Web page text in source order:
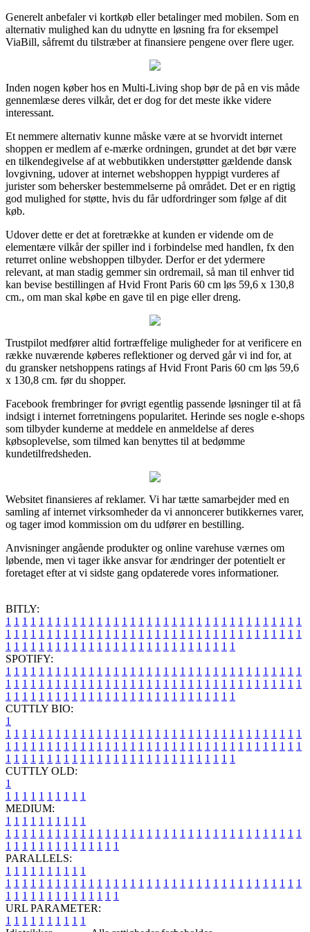
Generelt anbefaler vi kortkøb eller betalinger med mobilen. Som en
alternativ mulighed kan du udnytte en løsning fra for eksempel
ViaBill, såfremt du tilstræber at finansiere pengene over flere uger.
Inden nogen køber hos en Multi-Living shop bør de på en vis måde
gennemlæse deres vilkår, det er dog for det meste ikke videre
interessant.
Et nemmere alternativ kunne måske være at se hvorvidt internet
shoppen er medlem af e-mærke ordningen, grundet at det bør være
en tilkendegivelse af at webbutikken understøtter gældende dansk
lovgivning, udover at internet webshoppen hyppigt vurderes af
jurister som behersker bestemmelserne på området. Det er en rigtig
god mulighed for støtte, hvis du får udfordringer som følge af dit
køb.
Udover dette er det at foretrække at kunden er vidende om de
elementære vilkår der spiller ind i forbindelse med handlen, fx den
returret online webshoppen tilbyder. Derfor er det ydermere
relevant, at man stadig gemmer sin ordremail, så man til enhver tid
kan bevise bestillingen af Hvid Front Paris 60 cm løs 59,6 x 130,8
cm., om man skal købe en gave til en pige eller dreng.
Trustpilot medfører altid fortræffelige muligheder for at verificere en
række nuværende køberes reflektioner og derved går vi ind for, at
du gransker netshoppens ratings af Hvid Front Paris 60 cm løs 59,6
x 130,8 cm. før du shopper.
Facebook frembringer for øvrigt egentlig passende løsninger til at få
indsigt i internet forretningens popularitet. Herinde ses nogle e-shops
som tilbyder kunderne at meddele en anmeldelse af deres
købsoplevelse, som tilmed kan benyttes til at bedømme
kundetilfredsheden.
Websitet finansieres af reklamer. Vi har tætte samarbejder med en
samling af internet virksomheder da vi annoncerer butikkernes varer,
og tager imod kommission om du udfører en bestilling.
Anvisninger angående produkter og online varehuse værnes om
løbende, men vi tager ikke ansvar for ændringer der potentielt er
foretaget efter at vi sidste gang opdaterede vores informationer.
BITLY:
1 1 1 1 1 1 1 1 1 1 1 1 1 1 1 1 1 1 1 1 1 1 1 1 1 1 1 1 1 1 1 1 1 1 1 1
1 1 1 1 1 1 1 1 1 1 1 1 1 1 1 1 1 1 1 1 1 1 1 1 1 1 1 1 1 1 1 1 1 1 1 1
1 1 1 1 1 1 1 1 1 1 1 1 1 1 1 1 1 1 1 1 1 1 1 1 1 1 1 1
SPOTIFY:
1 1 1 1 1 1 1 1 1 1 1 1 1 1 1 1 1 1 1 1 1 1 1 1 1 1 1 1 1 1 1 1 1 1 1 1
1 1 1 1 1 1 1 1 1 1 1 1 1 1 1 1 1 1 1 1 1 1 1 1 1 1 1 1 1 1 1 1 1 1 1 1
1 1 1 1 1 1 1 1 1 1 1 1 1 1 1 1 1 1 1 1 1 1 1 1 1 1 1 1
CUTTLY BIO:
1
1 1 1 1 1 1 1 1 1 1 1 1 1 1 1 1 1 1 1 1 1 1 1 1 1 1 1 1 1 1 1 1 1 1 1 1
1 1 1 1 1 1 1 1 1 1 1 1 1 1 1 1 1 1 1 1 1 1 1 1 1 1 1 1 1 1 1 1 1 1 1 1
1 1 1 1 1 1 1 1 1 1 1 1 1 1 1 1 1 1 1 1 1 1 1 1 1 1 1 1
CUTTLY OLD:
1
1 1 1 1 1 1 1 1 1 1
MEDIUM:
1 1 1 1 1 1 1 1 1 1
1 1 1 1 1 1 1 1 1 1 1 1 1 1 1 1 1 1 1 1 1 1 1 1 1 1 1 1 1 1 1 1 1 1 1 1
1 1 1 1 1 1 1 1 1 1 1 1 1 1
PARALLELS:
1 1 1 1 1 1 1 1 1 1
1 1 1 1 1 1 1 1 1 1 1 1 1 1 1 1 1 1 1 1 1 1 1 1 1 1 1 1 1 1 1 1 1 1 1 1
1 1 1 1 1 1 1 1 1 1 1 1 1 1
URL PARAMETER:
1 1 1 1 1 1 1 1 1 1